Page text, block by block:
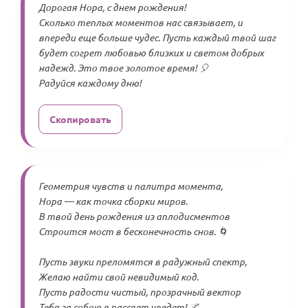
Дорогая Нора, с днем рождения!
Сколько теплых моментов нас связывает, и
впереди еще больше чудес. Пусть каждый твой шаг
будет согрет любовью близких и светом добрых
надежд. Это твое золотое время! 🎈
Радуйся каждому дню!
Скопировать
Геометрия чувств и палитра момента,
Нора — как точка сборки миров.
В твой день рождения из аплодисментов
Строится мост в бесконечность снов. 🌀
Пусть звуки преломятся в радужный спектр,
Желаю найти свой невидимый код.
Пусть радости чистый, прозрачный вектор